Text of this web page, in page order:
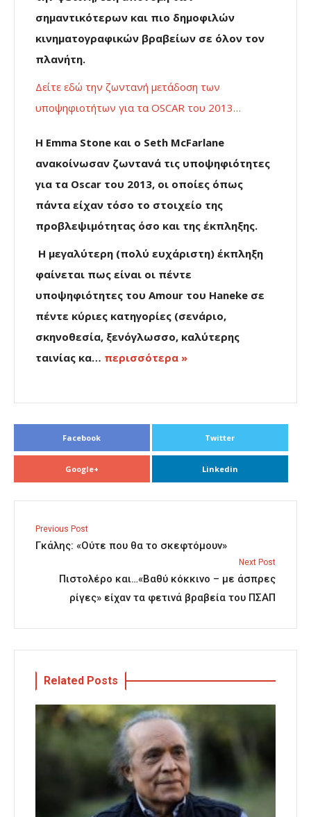
σημαντικότερων και πιο δημοφιλών
κινηματογραφικών βραβείων σε όλον τον
πλανήτη.
Δείτε εδώ την ζωντανή μετάδοση των
υποψηφιοτήτων για τα OSCAR του 2013…
H Emma Stone και ο Seth McFarlane
ανακοίνωσαν ζωντανά τις υποψηφιότητες
για τα Οscar του 2013, οι οποίες όπως
πάντα είχαν τόσο το στοιχείο της
προβλεψιμότητας όσο και της έκπληξης.
Η μεγαλύτερη (πολύ ευχάριστη) έκπληξη
φαίνεται πως είναι οι πέντε
υποψηφιότητες του Amour του Haneke σε
πέντε κύριες κατηγορίες (σενάριο,
σκηνοθεσία, ξενόγλωσσο, καλύτερης
ταινίας κα… περισσότερα »
Facebook Twitter
Google+ Linkedin
Previous Post
Γκάλης: «Ούτε που θα το σκεφτόμουν»
Next Post
Πιστολέρο και…«Βαθύ κόκκινο – με άσπρες
ρίγες» είχαν τα φετινά βραβεία του ΠΣΑΠ
Related Posts